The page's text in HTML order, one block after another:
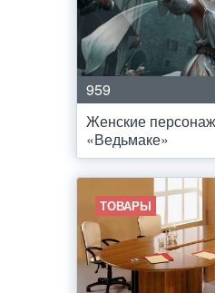
959
Женские
«Ведьмаке»
ТОВАРЫ